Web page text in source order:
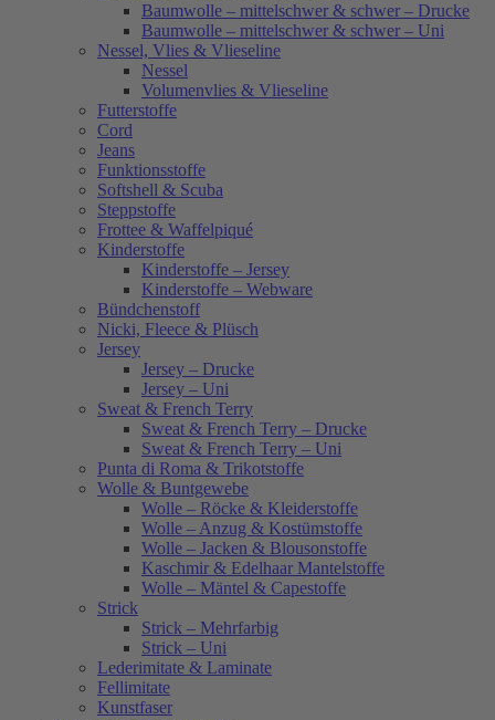
Baumwolle – mittelschwer & schwer – Drucke
Baumwolle – mittelschwer & schwer – Uni
Nessel, Vlies & Vlieseline
Nessel
Volumenvlies & Vlieseline
Futterstoffe
Cord
Jeans
Funktionsstoffe
Softshell & Scuba
Steppstoffe
Frottee & Waffelpiqué
Kinderstoffe
Kinderstoffe – Jersey
Kinderstoffe – Webware
Bündchenstoff
Nicki, Fleece & Plüsch
Jersey
Jersey – Drucke
Jersey – Uni
Sweat & French Terry
Sweat & French Terry – Drucke
Sweat & French Terry – Uni
Punta di Roma & Trikotstoffe
Wolle & Buntgewebe
Wolle – Röcke & Kleiderstoffe
Wolle – Anzug & Kostümstoffe
Wolle – Jacken & Blousonstoffe
Kaschmir & Edelhaar Mantelstoffe
Wolle – Mäntel & Capestoffe
Strick
Strick – Mehrfarbig
Strick – Uni
Lederimitate & Laminate
Fellimitate
Kunstfaser